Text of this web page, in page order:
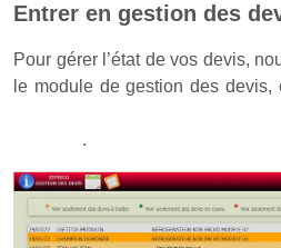
Entrer en gestion des
Pour gérer l’état de vos devis,
le module de gestion des
.